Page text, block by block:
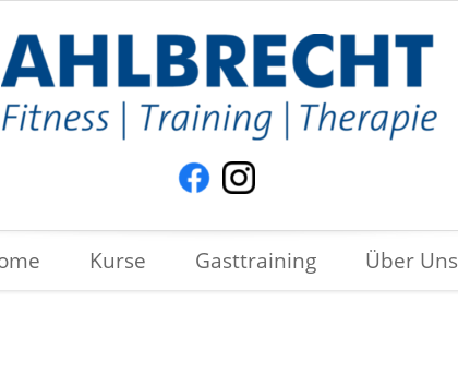
Kurse Gasttraining Über Uns